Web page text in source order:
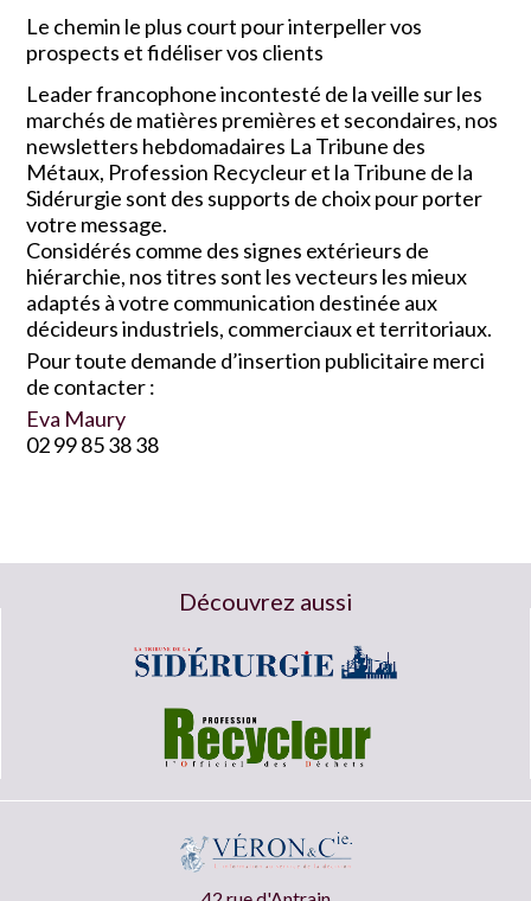
Le chemin le plus court pour interpeller vos
prospects et fidéliser vos clients
Leader francophone incontesté de la veille sur les
marchés de matières premières et secondaires, nos
newsletters hebdomadaires La Tribune des
Métaux, Profession Recycleur et la Tribune de la
Sidérurgie sont des supports de choix pour porter
votre message.
Considérés comme des signes extérieurs de
hiérarchie, nos titres sont les vecteurs les mieux
adaptés à votre communication destinée aux
décideurs industriels, commerciaux et territoriaux.
Pour toute demande d’insertion publicitaire merci
de contacter :
Eva Maury
02 99 85 38 38
Découvrez aussi